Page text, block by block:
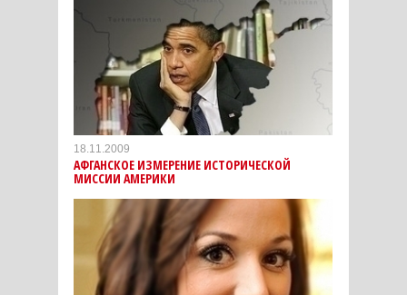
18.11.2009
АФГАНСКОЕ ИЗМЕРЕНИЕ ИСТОРИЧЕСКОЙ
МИССИИ АМЕРИКИ